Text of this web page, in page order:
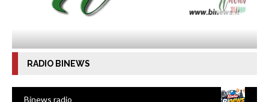
RADIO BINEWS